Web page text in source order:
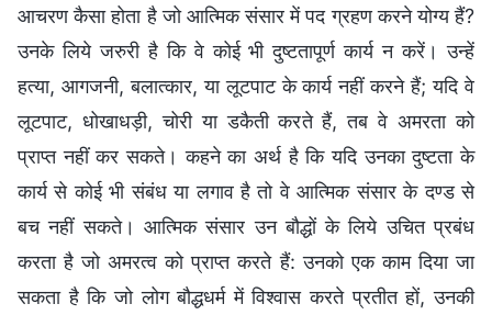
आचरण कैसा होता है जो आत्मिक संसार में पद ग्रहण करने योग्य हैं?
उनके लिये जरुरी है कि वे कोई भी दुष्टतापूर्ण कार्य न करें। उन्हें
हत्या, आगजनी, बलात्कार, या लूटपाट के कार्य नहीं करने हैं; यदि वे
लूटपाट, धोखाधड़ी, चोरी या डकैती करते हैं, तब वे अमरता को
प्राप्त नहीं कर सकते। कहने का अर्थ है कि यदि उनका दुष्टता के
कार्य से कोई भी संबंध या लगाव है तो वे आत्मिक संसार के दण्ड से
बच नहीं सकते। आत्मिक संसार उन बौद्धों के लिये उचित प्रबंध
करता है जो अमरत्व को प्राप्त करते हैं: उनको एक काम दिया जा
सकता है कि जो लोग बौद्धधर्म में विश्वास करते प्रतीत हों, उनकी